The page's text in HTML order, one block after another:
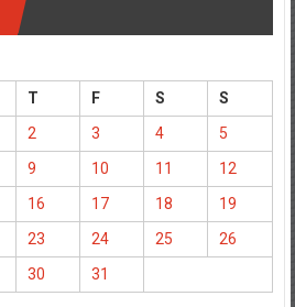
T F S
S
2 3 4
5
9 10 11
12
16 17 18
19
23 24 25
26
30 31